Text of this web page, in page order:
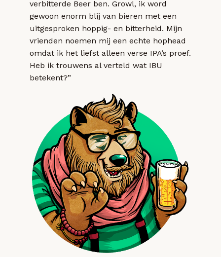
verbitterde Beer ben. Growl, ik word
gewoon enorm blij van bieren met een
uitgesproken hoppig- en bitterheid. Mijn
vrienden noemen mij een echte hophead
omdat ik het liefst alleen verse IPA’s proef.
Heb ik trouwens al verteld wat IBU
betekent?”